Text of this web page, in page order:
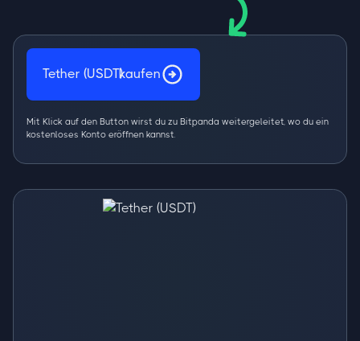
Tether (USDT)kaufen
Mit Klick auf den Button wirst du zu Bitpanda weitergeleitet, wo du ein
kostenloses Konto eröffnen kannst.